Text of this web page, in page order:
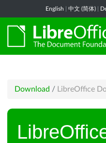
English 中文 (简体)
Download / LibreOffice